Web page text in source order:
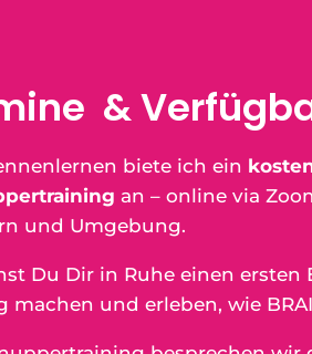
&
biete ich ein
an – online via
und Umgebung.
Du Dir in Ruhe einen ersten
machen und erleben, wie